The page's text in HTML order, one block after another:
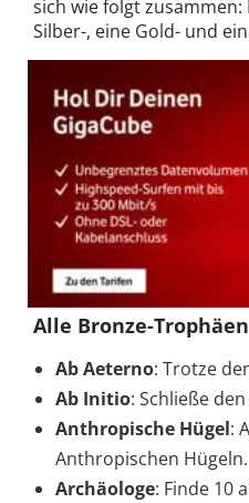
sich wie folgt zusammen:
Silber-, eine Gold- und
Alle Bronze-Trophäen
Ab Aeterno: Trotze
Ab Initio: Schließe
Anthropische Hügel:
Anthropischen Hügeln.
Archäologe: Finde 10